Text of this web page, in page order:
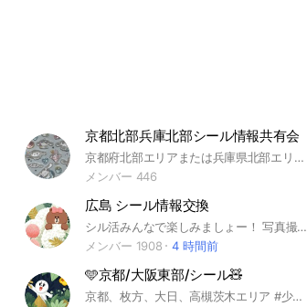
＃シル活 #ボンボン
京都北部兵庫北部シール情報共有会
京都府北部エリアまたは兵庫県北部エリア(福知山 綾部 舞鶴 宮津 京丹後 朝来 和田山 養父 豊岡方面)の「シール・ボンボンドロップ」入荷情報を共有するオープンチャットです🍬 ✔ 入荷目撃情報 ✔ 売り切れ・再入荷情報 ✔ 売っているお店の場所共有 などをみんなで気軽に投稿して、探している人同士で助け合いましょう！ ※在庫状況はリアルタイムで変わるため、思いやりのある投稿をお願いします🙏 #シール情報 #京都北部 #兵庫北部 #福知山 #綾部 #舞鶴 #宮津 #京丹後 #丹波 #朝来 #和田山 #養父 #豊岡 #ボンボンドロップシール #目撃情報
メンバー 446
広島 シール情報交換
シル活みんなで楽しみましょー！ 写真撮影禁止のとこで写真撮影をし共有したり等のルール違反だけは絶対しないようにお願いします🙇🏻՞ #広島市 #シール #ボンボンドロップシール #うるちゅるシール #サンリオ
メンバー 1908
4 時間前
🩵京都/大阪東部/シール🧸
京都、枚方、大日、高槻茨木エリア #少人数オプチャ 見てるだけの方は定期的に確認し退出していただきます。